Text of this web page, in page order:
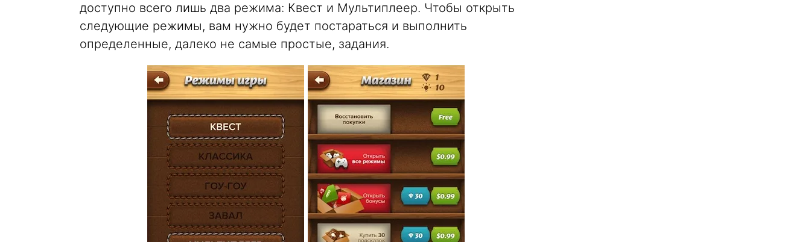
доступно всего лишь два режима: Квест и Мультиплеер. Чтобы открыть
следующие режимы, вам нужно будет постараться и выполнить
определенные, далеко не самые простые, задания.